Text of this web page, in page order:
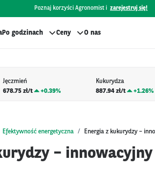
Poznaj korzyści Agronomist i zarejestruj się!
Po godzinach Ceny O nas
Jęczmień
678.75 zł/t
+0.39%
Kukurydza
887.94 zł/t
+1.26%
Efektywność energetyczna Energia z kukurydzy –
–